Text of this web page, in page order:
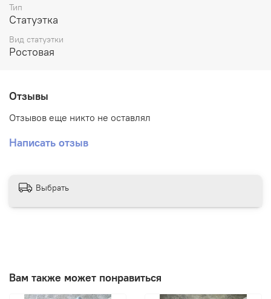
Тип
Статуэтка
Вид статуэтки
Ростовая
Отзывы
Отзывов еще никто не оставлял
Написать отзыв
Выбрать
Вам также может понравиться